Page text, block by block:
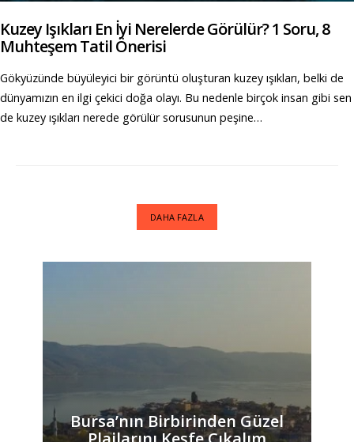
Kuzey Işıkları En İyi Nerelerde Görülür? 1 Soru, 8
Muhteşem Tatil Önerisi
Gökyüzünde büyüleyici bir görüntü oluşturan kuzey ışıkları, belki de
dünyamızın en ilgi çekici doğa olayı. Bu nedenle birçok insan gibi sen
de kuzey ışıkları nerede görülür sorusunun peşine…
DAHA FAZLA
Bursa’nın Birbirinden Güzel